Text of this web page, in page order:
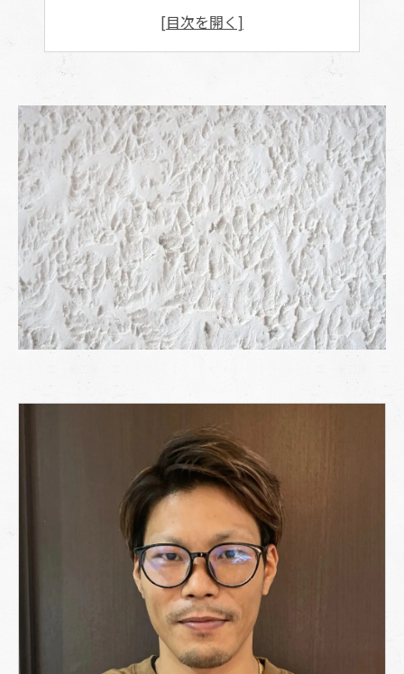
スタッコ外壁のデメリットと注意点
スタッコ外壁の塗装・リフォーム方法